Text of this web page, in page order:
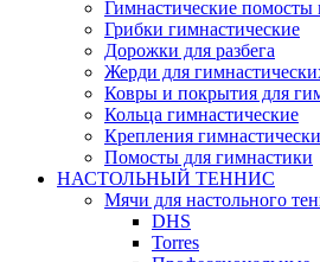
Гимнастические помосты
Грибки гимнастические
Дорожки для разбега
Жерди для
Ковры и покрытия для
Кольца гимнастические
Крепления
Помосты для гимнастики
НАСТОЛЬНЫЙ ТЕННИС
Мячи для настольного
DHS
Torres